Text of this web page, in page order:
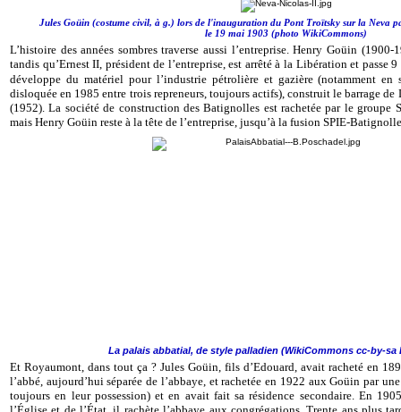
Jules Goüin (costume civil, à g.) lors de l'inauguration du Pont Troïtsky sur la Neva
le 19 mai 1903 (photo WikiCommons)
L’histoire des années sombres traverse aussi l’entreprise. Henry Goüin
tandis qu’Ernest II, président de l’entreprise, est arrêté à la Libération et passe
développe du matériel pour l’industrie pétrolière et gazière (notamment
disloquée en 1985 entre trois repreneurs, toujours actifs), construit le barrage
(1952). La société de construction des Batignolles est rachetée par le groupe
mais Henry Goüin reste à la tête de l’entreprise, jusqu’à la fusion SPIE-
La palais abbatial, de style palladien (WikiCommons cc-by-sa
Et Royaumont, dans tout ça ? Jules Goüin, fils d’Edouard, avait racheté en
l’abbé, aujourd’hui séparée de l’abbaye, et rachetée en 1922 aux Goüin par
toujours en leur possession) et en avait fait sa résidence secondaire. En